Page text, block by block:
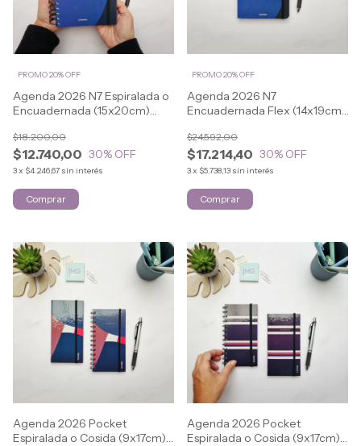
Agenda 2026 N7 Espiralada o
Encuadernada (15x20cm)
$12.740,00
$18.200,00
30% OFF
3x $4.246,67 sin interés
PROMO 20% OFF
Comprar
Agenda 2026 N7
Encuadernada Flex (14x19cm)
$17.214,40
$24.592,00
30% OFF
3x $5.738,13 sin interés
PROMO 20% OFF
Comprar
Agenda 2026 Pocket
Espiralada o Cosida (9x17cm)
Agenda 2026 Pocket
Espiralada o Cosida (9x17cm)